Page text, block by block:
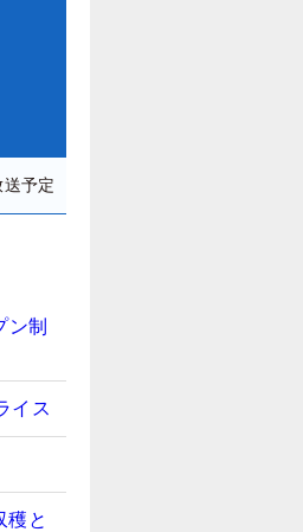
予定
ン制
イス
穫と